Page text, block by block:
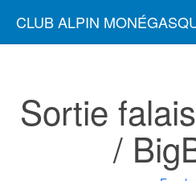
CLUB ALPIN
Sortie
/